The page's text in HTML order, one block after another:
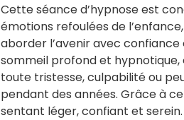
Cette séance d’hypnose est
émotions refoulées de
aborder l’avenir avec
sommeil profond et
toute tristesse, culpabilité ou
pendant des années. Grâce à
sentant léger, confiant et serein.